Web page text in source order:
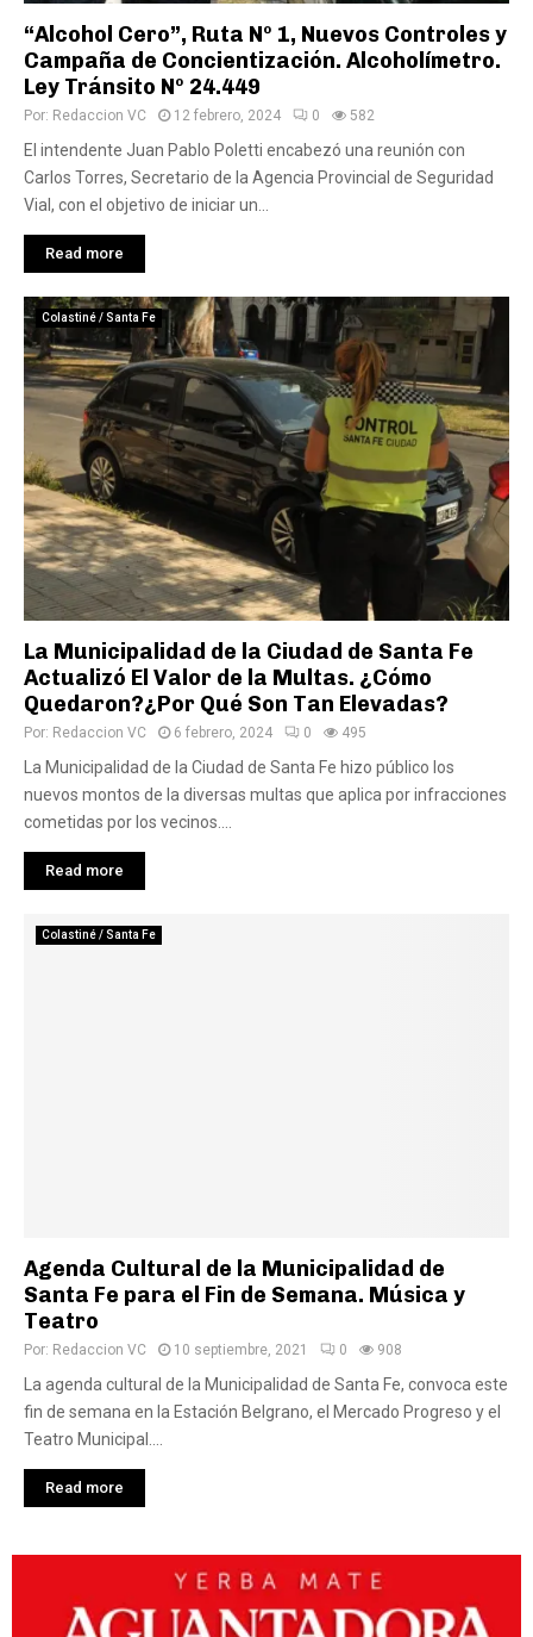
“Alcohol Cero”, Ruta Nº 1, Nuevos Controles y
Campaña de Concientización. Alcoholímetro.
Ley Tránsito Nº 24.449
Por: Redaccion VC 12 febrero, 2024 0 582
El intendente Juan Pablo Poletti encabezó una reunión con
Carlos Torres, Secretario de la Agencia Provincial de Seguridad
Vial, con el objetivo de iniciar un...
Read more
Colastiné / Santa Fe
La Municipalidad de la Ciudad de Santa Fe
Actualizó El Valor de la Multas. ¿Cómo
Quedaron?¿Por Qué Son Tan Elevadas?
Por: Redaccion VC 6 febrero, 2024 0 495
La Municipalidad de la Ciudad de Santa Fe hizo público los
nuevos montos de la diversas multas que aplica por infracciones
cometidas por los vecinos....
Read more
Colastiné / Santa Fe
Agenda Cultural de la Municipalidad de
Santa Fe para el Fin de Semana. Música y
Teatro
Por: Redaccion VC 10 septiembre, 2021 0 908
La agenda cultural de la Municipalidad de Santa Fe, convoca este
fin de semana en la Estación Belgrano, el Mercado Progreso y el
Teatro Municipal....
Read more